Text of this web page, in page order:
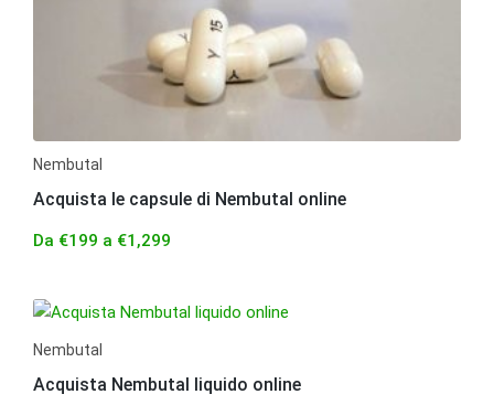
Nembutal
Acquista le capsule di Nembutal online
Da €199 a €1,299
Nembutal
Acquista Nembutal liquido online